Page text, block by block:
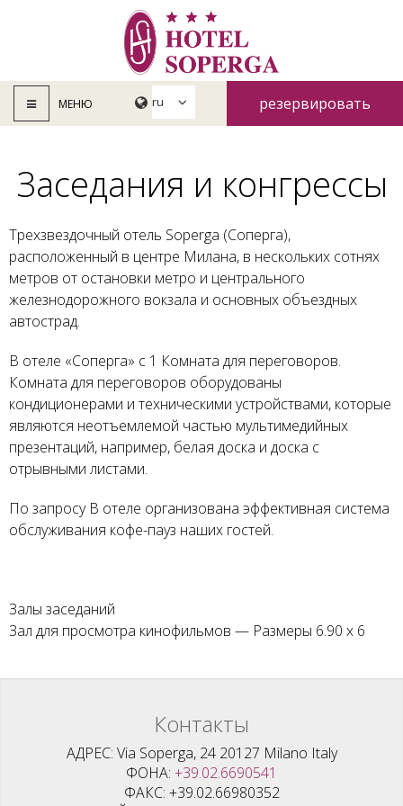
МЕНЮ резервировать
Заседания и конгрессы
Трехзвездочный отель Soperga (Соперга),
расположенный в центре Милана, в нескольких сотнях
метров от остановки метро и центрального
железнодорожного вокзала и основных объездных
автострад.
В отеле «Соперга» с 1 Комната для переговоров.
Комната для переговоров оборудованы
кондиционерами и техническими устройствами, которые
являются неотъемлемой частью мультимедийных
презентаций, например, белая доска и доска с
отрывными листами.
По запросу В отеле организована эффективная система
обслуживания кофе-пауз наших гостей.
Залы заседаний
Зал для просмотра кинофильмов — Размеры 6.90 x 6
Контакты
АДРЕС Via Soperga, 24 20127 Milano Italy
ФОНА +39.02.6690541
ФАКС +39.02.66980352